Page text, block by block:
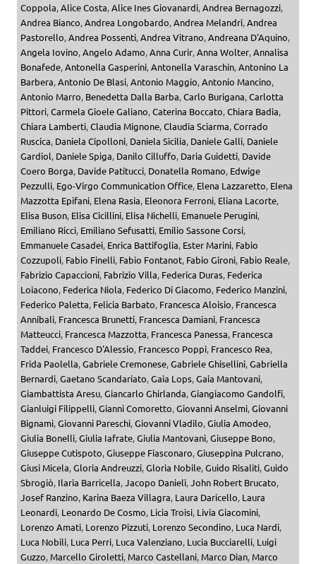
Coppola,Alice Costa,Alice Ines Giovanardi,Andrea Bernagozzi,
Andrea Bianco,Andrea Longobardo,Andrea Melandri,Andrea
Pastorello,Andrea Possenti,Andrea Vitrano,Andreana D'Aquino,
Angela Iovino,Angelo Adamo,Anna Curir,Anna Wolter,Annalisa
Bonafede,Antonella Gasperini,Antonella Varaschin,Antonino La
Barbera,Antonio De Blasi,Antonio Maggio,Antonio Mancino,
Antonio Marro, Benedetta Dalla Barba,Carlo Burigana,Carlotta
Pittori,Carmela Gioele Galiano,Caterina Boccato,Chiara Badia,
Chiara Lamberti,Claudia Mignone,Claudia Sciarma,Corrado
Ruscica, Daniela Cipolloni, Daniela Sicilia, Daniele Galli, Daniele
Gardiol, Daniele Spiga, Danilo Cilluffo, Daria Guidetti, Davide
Coero Borga, Davide Patitucci, Donatella Romano, Edwige
Pezzulli, Ego-Virgo Communication Office, Elena Lazzaretto, Elena
Mazzotta Epifani, Elena Rasia, Eleonora Ferroni, Eliana Lacorte,
Elisa Buson, Elisa Cicillini, Elisa Nichelli, Emanuele Perugini,
Emiliano Ricci, Emiliano Sefusatti, Emilio Sassone Corsi,
Emmanuele Casadei, Enrica Battifoglia, Ester Marini, Fabio
Cozzupoli, Fabio Finelli, Fabio Fontanot, Fabio Gironi, Fabio Reale,
Fabrizio Capaccioni, Fabrizio Villa, Federica Duras, Federica
Loiacono, Federica Niola, Federico Di Giacomo, Federico Manzini,
Federico Paletta, Felicia Barbato, Francesca Aloisio, Francesca
Annibali, Francesca Brunetti, Francesca Damiani, Francesca
Matteucci, Francesca Mazzotta, Francesca Panessa, Francesca
Taddei, Francesco D'Alessio, Francesco Poppi, Francesco Rea,
Frida Paolella,Gabriele Cremonese,Gabriele Ghisellini,Gabriella
Bernardi,Gaetano Scandariato,Gaia Lops,Gaia Mantovani,
Giambattista Aresu,Giancarlo Ghirlanda,Giangiacomo Gandolfi,
Gianluigi Filippelli,Gianni Comoretto,Giovanni Anselmi,Giovanni
Bignami,Giovanni Pareschi,Giovanni Vladilo,Giulia Amodeo,
Giulia Bonelli,Giulia Iafrate,Giulia Mantovani,Giuseppe Bono,
Giuseppe Cutispoto,Giuseppe Fiasconaro,Giuseppina Pulcrano,
Giusi Micela,Gloria Andreuzzi,Gloria Nobile,Guido Risaliti,Guido
Sbrogiò, Ilaria Barricella,Jacopo Danieli,John Robert Brucato,
Josef Ranzino, Karina Baeza Villagra, Laura Daricello, Laura
Leonardi, Leonardo De Cosmo, Licia Troisi, Livia Giacomini,
Lorenzo Amati, Lorenzo Pizzuti, Lorenzo Secondino, Luca Nardi,
Luca Nobili, Luca Perri, Luca Valenziano, Lucia Bucciarelli, Luigi
Guzzo, Marcello Giroletti, Marco Castellani, Marco Dian, Marco